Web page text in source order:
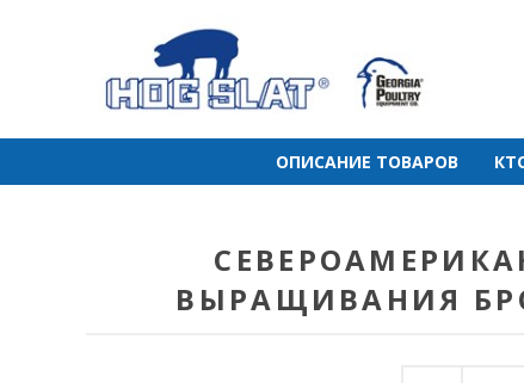
ОПИСАНИЕ ТОВАРОВ
ВЫРАЩИВАНИЯ